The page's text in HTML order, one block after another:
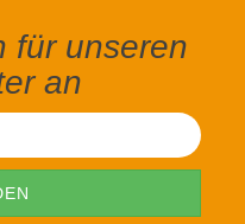
für unseren
an